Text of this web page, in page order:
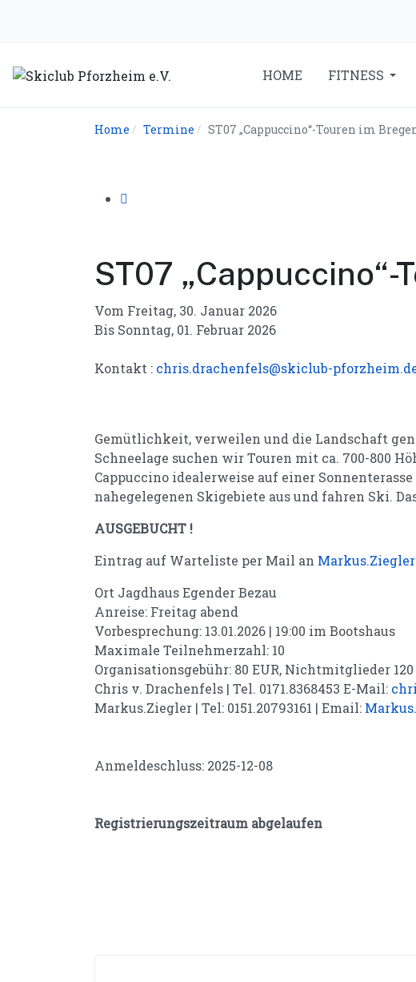
HOME FITNESS
Home Termine ST07 „Cappuccino“-Touren im
ST07 „Cappuccino“-
Vom Freitag, 30. Januar 2026
Bis Sonntag, 01. Februar 2026
Kontakt : chris.drachenfels@skiclub-
Gemütlichkeit, verweilen und die Landschaft
Schneelage suchen wir Touren mit ca. 700-800
Cappuccino idealerweise auf einer
nahegelegenen Skigebiete aus und fahren Ski.
AUSGEBUCHT !
Eintrag auf Warteliste per Mail an
Ort Jagdhaus Egender Bezau
Anreise: Freitag abend
Vorbesprechung: 13.01.2026 | 19:00 im Bootshaus
Maximale Teilnehmerzahl: 10
Organisationsgebühr: 80 EUR, Nichtmitglieder 120
Chris v. Drachenfels | Tel. 0171.8368453 E-Mail:
Markus.Ziegler | Tel: 0151.20793161 | Email:
Anmeldeschluss: 2025-12-08
Registrierungszeitraum abgelaufen